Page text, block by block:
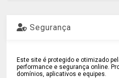
Segurança
Este site é protegido e otimizado
performance e segurança online.
domínios, aplicativos e equipes.